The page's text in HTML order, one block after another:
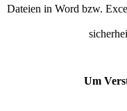
Dateien in Word bzw.
Um